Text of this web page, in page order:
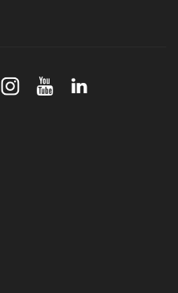
robótica FIRST 2026! (video)